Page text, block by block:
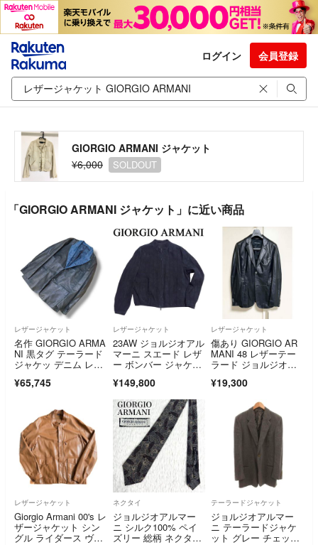
ログイン 会員登録
GIORGIO ARMANI ジャケット
¥6,000
SOLDOUT
「GIORGIO ARMANI ジャケット」に近い商品
レザージャケット
名作 GIORGIO ARMA
NI 黒タグ テーラード
ジャケッ デニム レザ
¥65,745
レザージャケット
23AW ジョルジオアル
マーニ スエード レザ
ー ボンバー ジャケッ
¥149,800
レザージャケット
傷あり GIORGIO AR
MANI 48 レザーテー
ラード ジョルジオア
ク クラシコ ジャケッ
¥19,300
レザージャケット
Giorgio Armani 00's レ
ザージャケット シン
グル ライダース ヴィ
ネクタイ
ジョルジオアルマー
ニ シルク100% ペイ
ズリー 総柄 ネクタ
テーラードジャケット
ジョルジオアルマー
ニ テーラードジャケ
ット グレー チェック